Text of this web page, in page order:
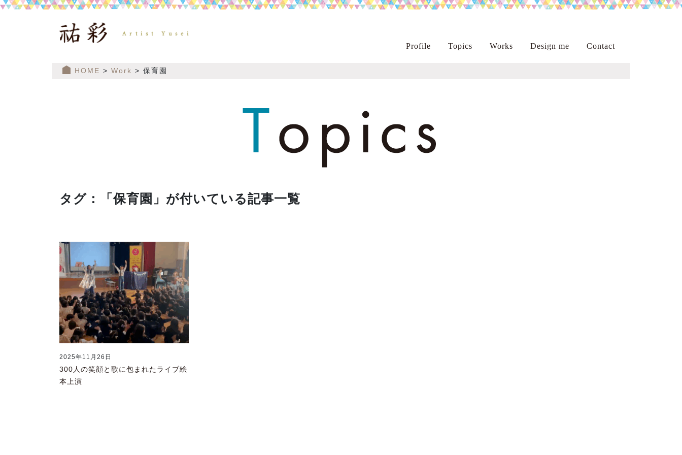
Profile Topics Works Design me Contact
HOME > Work > 保育園
タグ：「保育園」が付いている記事一覧
2025年11月26日
300人の笑顔と歌に包まれたライブ絵
本上演